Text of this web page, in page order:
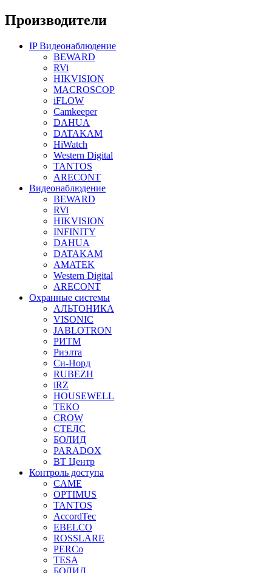
Производители
IP Видеонаблюдение
BEWARD
RVi
HIKVISION
MACROSCOP
iFLOW
Camkeeper
DAHUA
DATAKAM
HiWatch
Western Digital
TANTOS
ARECONT
Видеонаблюдение
BEWARD
RVi
HIKVISION
INFINITY
DAHUA
DATAKAM
AMATEK
Western Digital
ARECONT
Охранные системы
АЛЬТОНИКА
VISONIC
JABLOTRON
РИТМ
Риэлта
Си-Норд
RUBEZH
iRZ
HOUSEWELL
ТЕКО
CROW
СТЕЛС
БОЛИД
PARADOX
ВТ Центр
Контроль доступа
CAME
OPTIMUS
TANTOS
AccordTec
EBELCO
ROSSLARE
PERCo
TESA
БОЛИД